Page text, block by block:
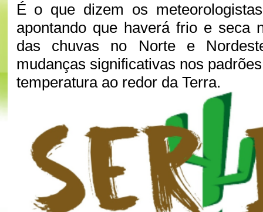
É o que dizem os
apontando que haverá frio e seca
das chuvas no Norte e
mudanças significativas nos
temperatura ao redor da Terra.